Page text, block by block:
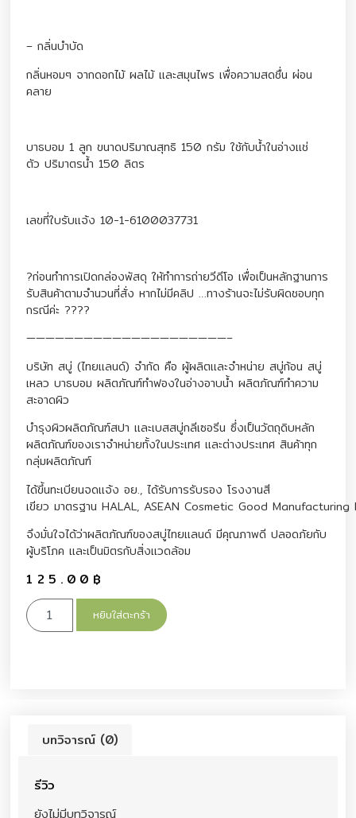
– กลิ่นบำบัด
กลิ่นหอมๆ จากดอกไม้ ผลไม้ และสมุนไพร เพื่อความสดชื่น ผ่อน
คลาย
บาธบอม 1 ลูก ขนาดปริมาณสุทธิ 150 กรัม ใช้กับน้ำในอ่างแช่
ตัว ปริมาตรน้ำ 150 ลิตร
เลขที่ใบรับแจ้ง 10-1-6100037731
?ก่อนทำการเปิดกล่องพัสดุ ให้ทำการถ่ายวีดีโอ เพื่อเป็นหลักฐานการ
รับสินค้าตามจำนวนที่สั่ง หากไม่มีคลิป …ทางร้านจะไม่รับผิดชอบทุก
กรณีค่ะ ????
—————————————————————–
บริษัท สบู่ (ไทยแลนด์) จำกัด คือ ผู้ผลิตและจำหน่าย สบู่ก้อน สบู่
เหลว บาธบอม ผลิตภัณฑ์ทำฟองในอ่างอาบน้ำ ผลิตภัณฑ์ทำความ
สะอาดผิว
บำรุงผิวผลิตภัณฑ์สปา และเบสสบู่กลีเซอรีน ซึ่งเป็นวัตถุดิบหลัก
ผลิตภัณฑ์ของเราจำหน่ายทั้งในประเทศ และต่างประเทศ สินค้าทุก
กลุ่มผลิตภัณฑ์
ได้ขึ้นทะเบียนจดแจ้ง อย., ได้รับการรับรอง โรงงานสี
เขียว มาตรฐาน HALAL, ASEAN Cosmetic Good
จึงมั่นใจได้ว่าผลิตภัณฑ์ของสบู่ไทยแลนด์ มีคุณภาพดี ปลอดภัยกับ
ผู้บริโภค และเป็นมิตรกับสิ่งแวดล้อม
125.00 ฿
หยิบใส่ตะกร้า
บทวิจารณ์ (0)
รีวิว
ยังไม่มีบทวิจารณ์